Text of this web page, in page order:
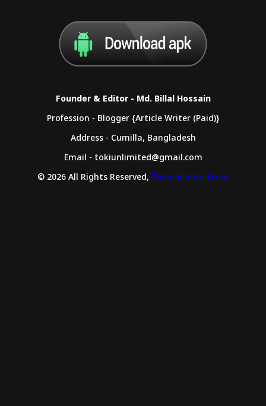
Founder & Editor - Md. Billal Hossain
Profession - Blogger {Article Writer (Paid)}
Address - Cumilla, Bangladesh
Email - tokiunlimited@gmail.com
© 2026 All Rights Reserved, Tokiunlimited.com